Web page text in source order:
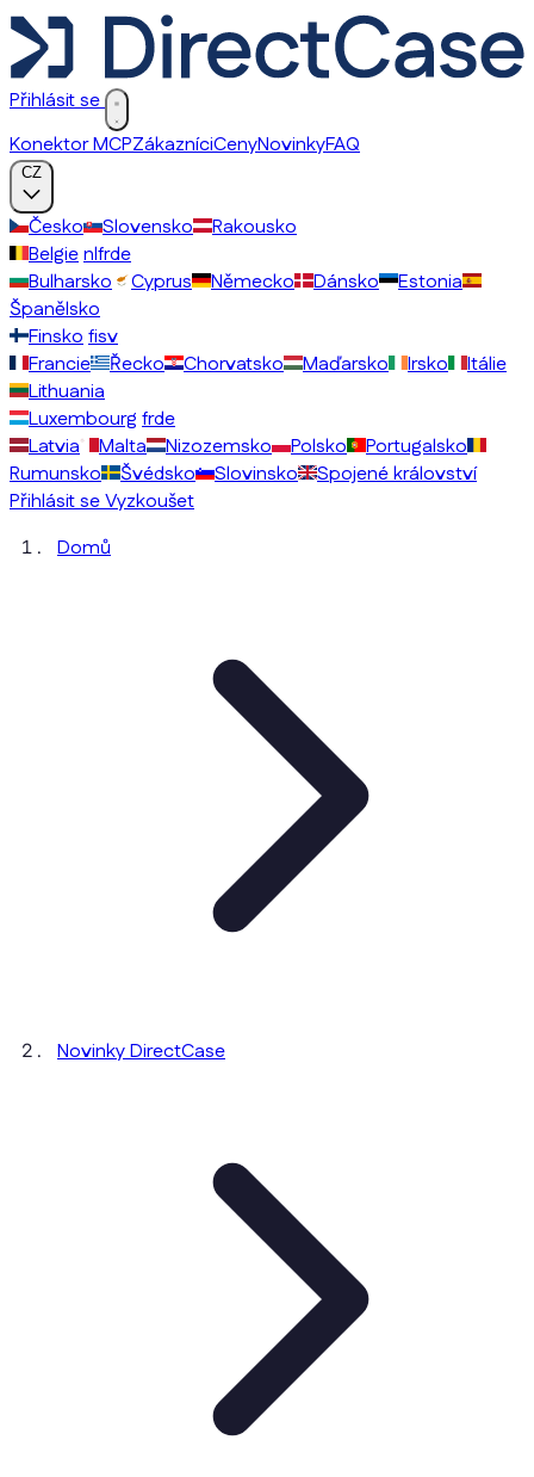
Přihlásit se
Konektor MCPZákazníciCenyNovinkyFAQ
Česko Slovensko
Rakousko
Belgienlfrde
Bulharsko
Cyprus Německo Dánsko
Estonia
Španělsko
Finskofisv
Francie
Řecko Chorvatsko Maďarsko Irsko
Itálie
Lithuania
Luxembourg frde
Latvia
Malta Nizozemsko Polsko
Portugalsko
Rumunsko
Švédsko Slovinsko
Spojené království
Přihlásit seVyzkoušet
Domů
Novinky DirectCase